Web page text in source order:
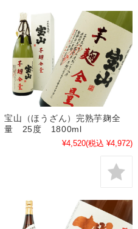
宝山（ほうざん）完熟芋麹全
量 25度 1800ml
¥4,520(税込 ¥4,972)